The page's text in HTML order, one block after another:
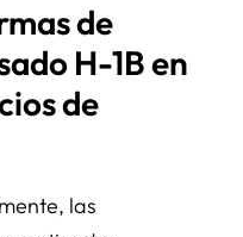
de
H-1B en
de
las